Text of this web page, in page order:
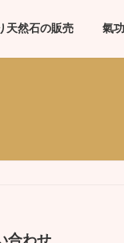
天然石の販売 氣
合わせ